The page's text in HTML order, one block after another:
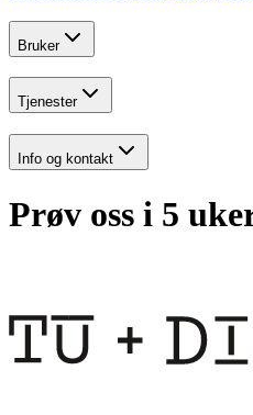
Bruker
Tjenester
Info og kontakt
Prøv oss i 5